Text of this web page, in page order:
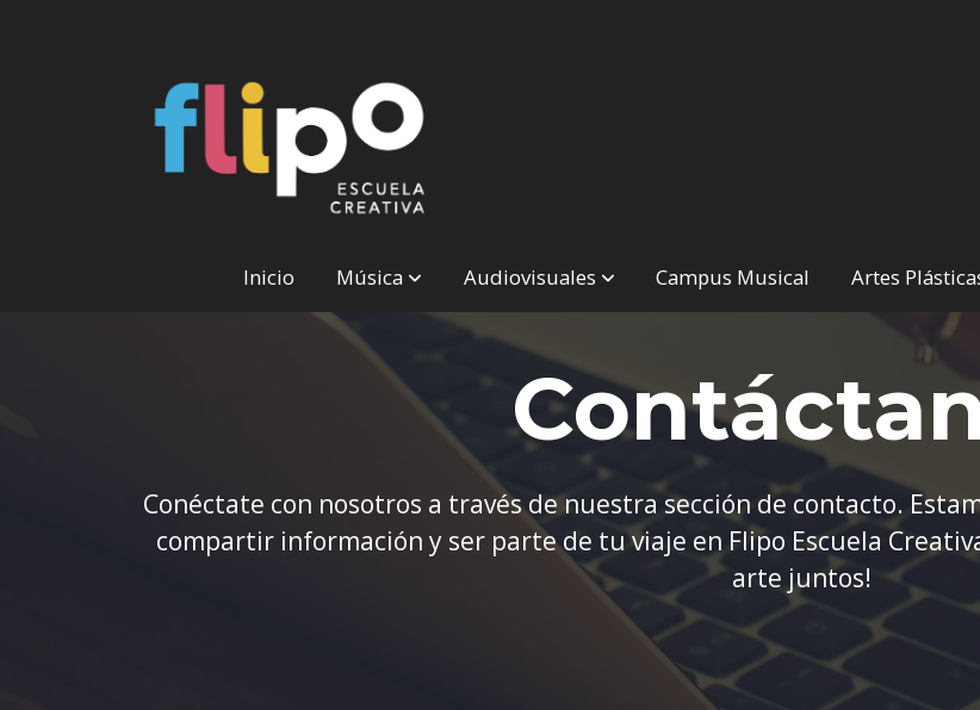
Inicio Música Audiovisuales Campus Musical Artes
Conéctate con nosotros a través de nuestra sección de contacto.
compartir información y ser parte de tu viaje en Flipo Escuela
arte juntos!